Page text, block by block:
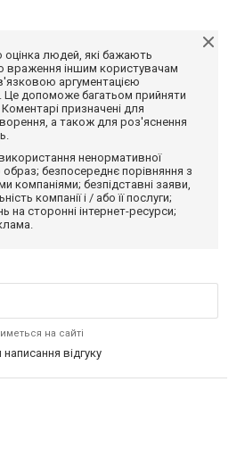
оцінка людей, які бажають
враження іншим користувачам
аргументацією
Це допоможе багатьом прийняти
призначені для
а також для роз'яснення
ненормативної
безпосереднє порівняння з
компаніями; безпідставні заяви,
компанії і / або її послуги;
на сторонні інтернет-ресурси;
на сайті
написання відгуку